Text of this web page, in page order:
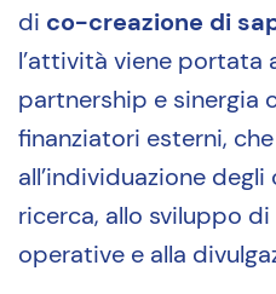
di co-creazione di
l’attività viene portata
partnership e sinergia
finanziatori esterni,
all’individuazione
ricerca, allo sviluppo
operative e alla